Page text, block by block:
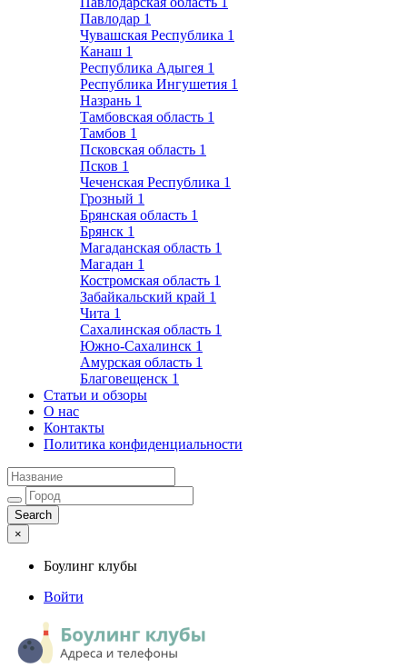
Павлодар 1
Чувашская Республика 1
Канаш 1
Республика Адыгея 1
Республика Ингушетия 1
Назрань 1
Тамбовская область 1
Тамбов 1
Псковская область 1
Псков 1
Чеченская Республика 1
Грозный 1
Брянская область 1
Брянск 1
Магаданская область 1
Магадан 1
Костромская область 1
Забайкальский край 1
Чита 1
Сахалинская область 1
Южно-Сахалинск 1
Амурская область 1
Благовещенск 1
Статьи и обзоры
О нас
Контакты
Политика конфиденциальности
×
Боулинг клубы
Войти